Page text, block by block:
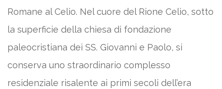
Romane al Celio. Nel cuore del Rione Celio, sotto
la superficie della chiesa di fondazione
paleocristiana dei SS. Giovanni e Paolo, si
conserva uno straordinario complesso
residenziale risalente ai primi secoli dell’era